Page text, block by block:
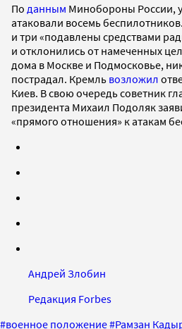
По данным Минобороны России,
атаковали восемь
и три «подавлены средствами
и отклонились от намеченных
дома в Москве и Подмосковье,
пострадал. Кремль возложил
Киев. В свою очередь советник
президента Михаил Подоляк
«прямого отношения» к атакам
Андрей Злобин
Редакция Forbes
#военное положение#Рамзан